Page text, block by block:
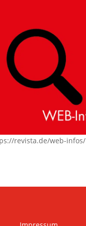
revista.de/web-infos/